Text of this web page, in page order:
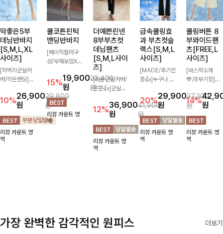
딱좋은5부
데님반바지
[S,M,L,XL
사이즈]
[허벅지군살커
버/히든밴딩]여
와이드핏과 부담
없는 5부 기장
으로 편안하게
즐기기 좋은 데
님 팬츠 ✨ 빈티
지한 워싱감이
10%26,900
원
29,800
원
리뷰 카운트 영
역
쿨코튼핀턱
밴딩반바지
[베이직컬러구
성/부해보임X]
지는 핏으로 편
안하면서도 멋스
럽게 입어지는
밴딩 반바지🤎
넉넉한 포켓 디
테일 더해져 데
15%19,900
원
23,400
원
리뷰 카운트 영
역
더예쁜린넨
8부부츠컷
데님팬츠
[S,M,L사이
즈]
[미운군살커버/
쫀쫀👍]군살을
부츠컷 핏에 발
목이 드러나는
8부 기장으로
다리를 슬림하고
길어보이게 만들
어주며 생지 소
12%36,900
원
41,900
원
리뷰 카운트 영
역
급속쿨링효
과 부츠컷슬
랙스[S,M,L
사이즈]
[MADE/후기인
증👍]누구나 갖
스:)베이직하지
만 부츠컷으로
이쁜 핏 연출은
물론,쫀쫀한 스
판끼로 하루종일
편안하게!
20%29,900
원
37,300
원
리뷰 카운트 영
역
쿨링버튼 8
부와이드팬
츠[FREE,L
사이즈]
[바스락소재
💙/8부기장]사
일이 은은한 포
인트가 되어주는
와이드 팬츠입니
다. 여유롭게 떨
어지는 실루엣과
가볍게 바스락거
14%원
리뷰 카운트 영
역
가장 완벽한 감각적인 원피스 더보기